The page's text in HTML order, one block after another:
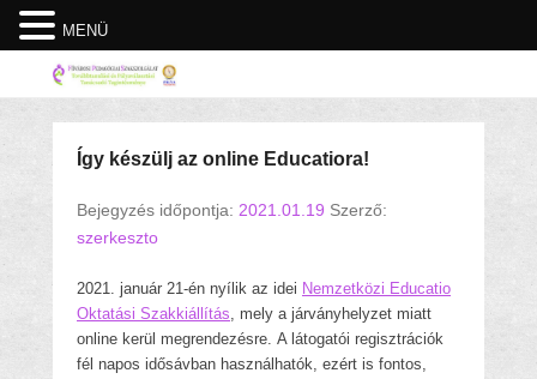
Így készülj az online Educatiora!
Bejegyzés időpontja: 2021.01.19 Szerző:
szerkeszto
2021. január 21-én nyílik az idei Nemzetközi Educatio
Oktatási Szakkiállítás, mely a járványhelyzet miatt
online kerül megrendezésre. A látogatói regisztrációk
fél napos idősávban használhatók, ezért is fontos,
MENÜ